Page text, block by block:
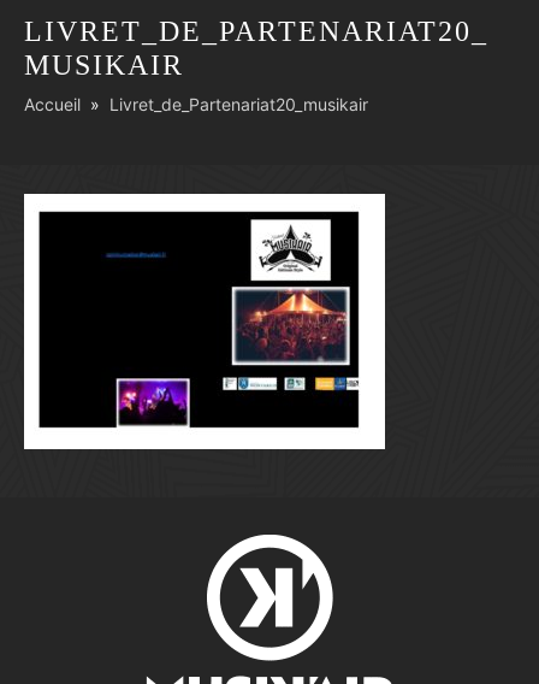
LIVRET_DE_PARTENARIAT20_
MUSIKAIR
Accueil Livret_de_Partenariat20_musikair